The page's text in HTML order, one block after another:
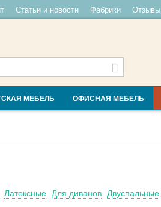
Статьи и новости Фабрики Отзывы
МЕБЕЛЬ ОФИСНАЯ МЕБЕЛЬ
Латексные Для диванов Двуспальные